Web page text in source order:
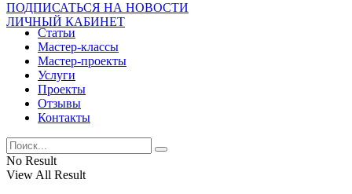
ПОДПИСАТЬСЯ НА НОВОСТИ
ЛИЧНЫЙ КАБИНЕТ
Статьи
Мастер-классы
Мастер-проекты
Услуги
Проекты
Отзывы
Контакты
No Result
View All Result